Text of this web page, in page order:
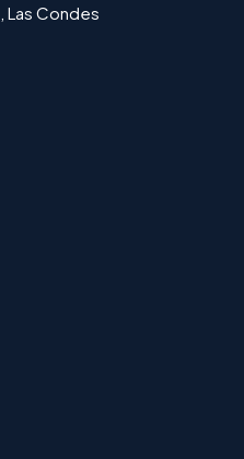
Las Condes